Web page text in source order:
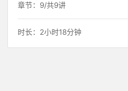
章节：9/共9讲
时长：2小时18分钟